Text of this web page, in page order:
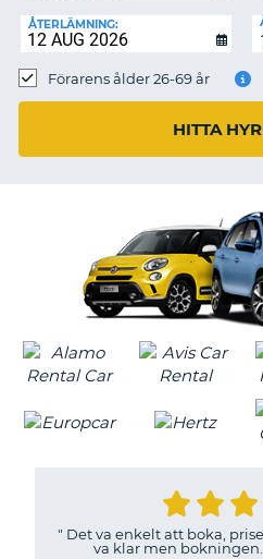
ÅTERLÄMNING:
Förarens ålder 26-69 år
HITTA
" Det va enkelt att boka,
va klar men bokningen.